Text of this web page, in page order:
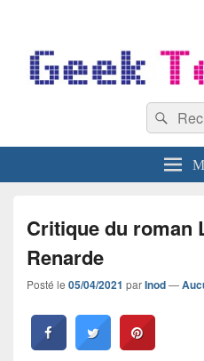
Critique du roman
Renarde
Posté le 05/04/2021 parInod—